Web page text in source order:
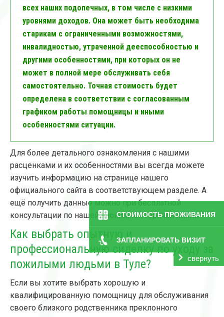
СТОИМОСТЬ ПРОЖИВАНИЯ
ЗАПЛАНИРОВАТЬ ВИЗИТ
свернуть
всех наших подопечных, в том числе с низкими
уровнями доходов. Она может быть необходима
старикам с ограниченными возможностями,
инвалидностью, утраченной дееспособностью и
другими особенностями, при которых он не
может в полной мере обслуживать себя
самостоятельно. Точная стоимость будет
определена в соответствии с согласованным
графиком работы помощницы и иными
особенностями ситуации.
Для более детального ознакомления с нашими
расценками и их особенностями вы всегда можете
изучить информацию на странице нашего
официального сайта в соответствующем разделе. А
ещё получить данные можно при бесплатной
консультации по нашей анонимной горячей линии.
Как выбрать опытную и
профессиональную сиделку по уходу за
пожилыми людьми в Туле?
Если вы хотите выбрать хорошую и
квалифицированную помощницу для обслуживания
своего близкого родственника преклонного